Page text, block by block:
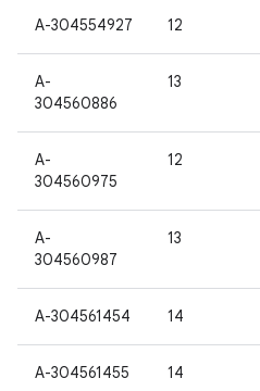
A-304554927 12
A-
304560886
13
A-
304560975
12
A-
304560987
13
A-304561454 14
A-304561455 14